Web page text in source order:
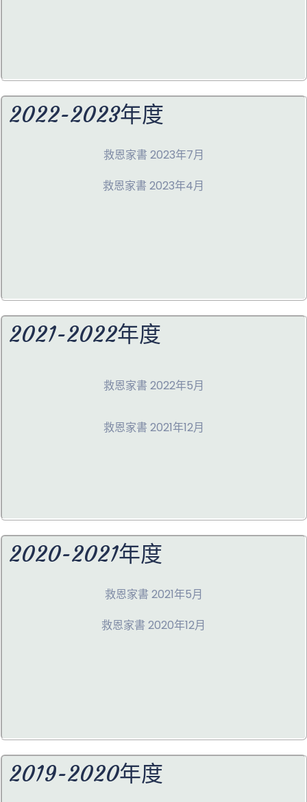
2022-2023年度
救恩家書 2023年7月
救恩家書 2023年4月
2021-2022年度
救恩家書 2022年5月
救恩家書 2021年12月
2020-2021年度
救恩家書 2021年5月
救恩家書 2020年12月
2019-2020年度